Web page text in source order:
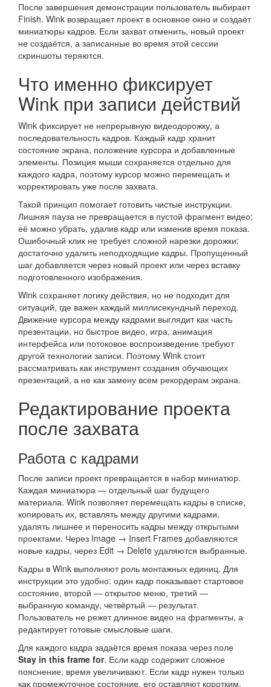
После завершения демонстрации пользователь выбирает
Finish. Wink возвращает проект в основное окно и создаёт
миниатюры кадров. Если захват отменить, новый проект
не создаётся, а записанные во время этой сессии
скриншоты теряются.
Что именно фиксирует
Wink при записи действий
Wink фиксирует не непрерывную видеодорожку, а
последовательность кадров. Каждый кадр хранит
состояние экрана, положение курсора и добавленные
элементы. Позиция мыши сохраняется отдельно для
каждого кадра, поэтому курсор можно перемещать и
корректировать уже после захвата.
Такой принцип помогает готовить чистые инструкции.
Лишняя пауза не превращается в пустой фрагмент видео;
её можно убрать, удалив кадр или изменив время показа.
Ошибочный клик не требует сложной нарезки дорожки;
достаточно удалить неподходящие кадры. Пропущенный
шаг добавляется через новый проект или через вставку
подготовленного изображения.
Wink сохраняет логику действия, но не подходит для
ситуаций, где важен каждый миллисекундный переход.
Движение курсора между кадрами выглядит как часть
презентации, но быстрое видео, игра, анимация
интерфейса или потоковое воспроизведение требуют
другой технологии записи. Поэтому Wink стоит
рассматривать как инструмент создания обучающих
презентаций, а не как замену всем рекордерам экрана.
Редактирование проекта
после захвата
Работа с кадрами
После записи проект превращается в набор миниатюр.
Каждая миниатюра — отдельный шаг будущего
материала. Wink позволяет перемещать кадры в списке,
копировать их, вставлять между другими кадрами,
удалять лишнее и переносить кадры между открытыми
проектами. Через Image → Insert Frames добавляются
новые кадры, через Edit → Delete удаляются выбранные.
Кадры в Wink выполняют роль монтажных единиц. Для
инструкции это удобно: один кадр показывает стартовое
состояние, второй — открытое меню, третий —
выбранную команду, четвёртый — результат.
Пользователь не режет длинное видео на фрагменты, а
редактирует готовые смысловые шаги.
Для каждого кадра задаётся время показа через поле
Stay in this frame for. Если кадр содержит сложное
пояснение, время увеличивают. Если кадр нужен только
как промежуточное состояние, его оставляют коротким.